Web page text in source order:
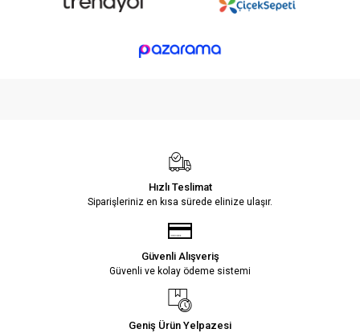
Hızlı Teslimat
Siparişleriniz en kısa sürede elinize ulaşır.
Güvenli Alışveriş
Güvenli ve kolay ödeme sistemi
Geniş Ürün Yelpazesi